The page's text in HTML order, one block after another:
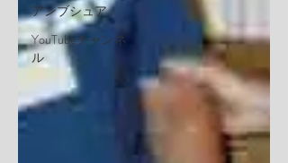
アンブシュア
YouTubeチャンネ
ル